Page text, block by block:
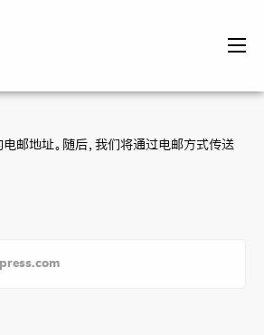
邮地址。随后，我们将通过电邮方式传送